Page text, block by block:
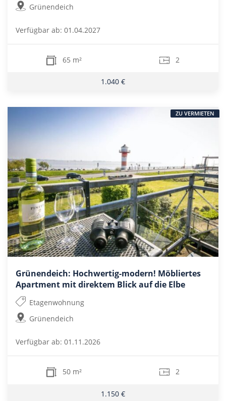
Grünendeich
Verfügbar ab: 01.04.2027
65 m² 2
1.040 €
Grünendeich: Hochwertig-modern! Möbliertes
Apartment mit direktem Blick auf die Elbe
Etagenwohnung
Grünendeich
Verfügbar ab: 01.11.2026
50 m² 2
1.150 €
ZU VERMIETEN